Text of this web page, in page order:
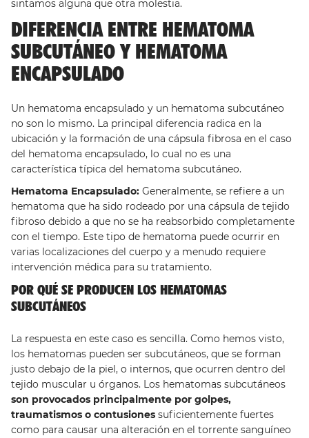
sintamos alguna que otra molestia.
DIFERENCIA ENTRE HEMATOMA
SUBCUTÁNEO Y HEMATOMA
ENCAPSULADO
Un hematoma encapsulado y un hematoma subcutáneo
no son lo mismo. La principal diferencia radica en la
ubicación y la formación de una cápsula fibrosa en el caso
del hematoma encapsulado, lo cual no es una
característica típica del hematoma subcutáneo.
Hematoma Encapsulado: Generalmente, se refiere a un
hematoma que ha sido rodeado por una cápsula de tejido
fibroso debido a que no se ha reabsorbido completamente
con el tiempo. Este tipo de hematoma puede ocurrir en
varias localizaciones del cuerpo y a menudo requiere
intervención médica para su tratamiento.
POR QUÉ SE PRODUCEN LOS HEMATOMAS
SUBCUTÁNEOS
La respuesta en este caso es sencilla. Como hemos visto,
los hematomas pueden ser subcutáneos, que se forman
justo debajo de la piel, o internos, que ocurren dentro del
tejido muscular u órganos. Los hematomas subcutáneos
son provocados principalmente por golpes,
traumatismos o contusiones suficientemente fuertes
como para causar una alteración en el torrente sanguíneo